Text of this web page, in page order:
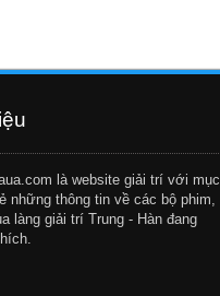
là website giải trí với mục
những thông tin về các bộ phim,
làng giải trí Trung - Hàn đang